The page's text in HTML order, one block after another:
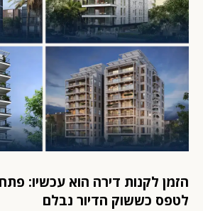
הזמן לקנות דירה הוא עכשיו:
לטפס כששוק הדיור נבלם